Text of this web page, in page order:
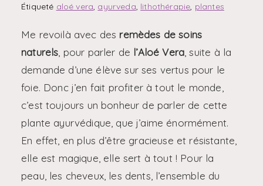
Étiqueté aloé vera, ayurveda, lithothérapie, plantes
Me revoilà avec des remèdes de soins
naturels , pour parler de l’Aloé Vera , suite à la
demande d’une élève sur ses vertus pour le
foie. Donc j’en fait profiter à tout le monde,
c’est toujours un bonheur de parler de cette
plante ayurvédique, que j’aime énormément.
En effet, en plus d’être gracieuse et résistante,
elle est magique, elle sert à tout ! Pour la
peau, les cheveux, les dents, l’ensemble du